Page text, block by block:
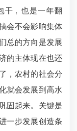
干，也是一年翻
会不会影响集体
总的方向是发展
的主体现在也还
，农村的社会分
就会发展到高水
固起来。关键是
一步发展创造条